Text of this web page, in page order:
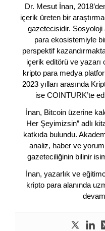
Dr. Mesut İnan,
içerik üreten bir
gazetecisidir. Sosyoloji
para ekosistemiyle
perspektif
içerik editörü ve yazarı
kripto para medya
2023 yılları arasında
ise COINTURK’te
İnan, Bitcoin üzerine
Her Şeyimizsin” adlı
katkıda bulundu.
analiz, haber ve
gazeteciliğinin bilinir
İnan, yazarlık ve
kripto para alanında